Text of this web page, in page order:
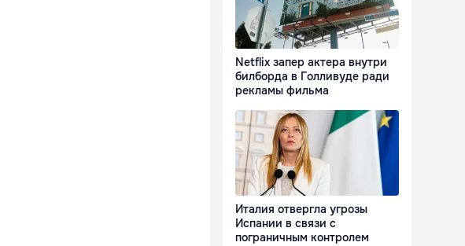
Netflix запер актера внутри
билборда в Голливуде ради
рекламы фильма
Италия отвергла угрозы
Испании в связи с
пограничным контролем